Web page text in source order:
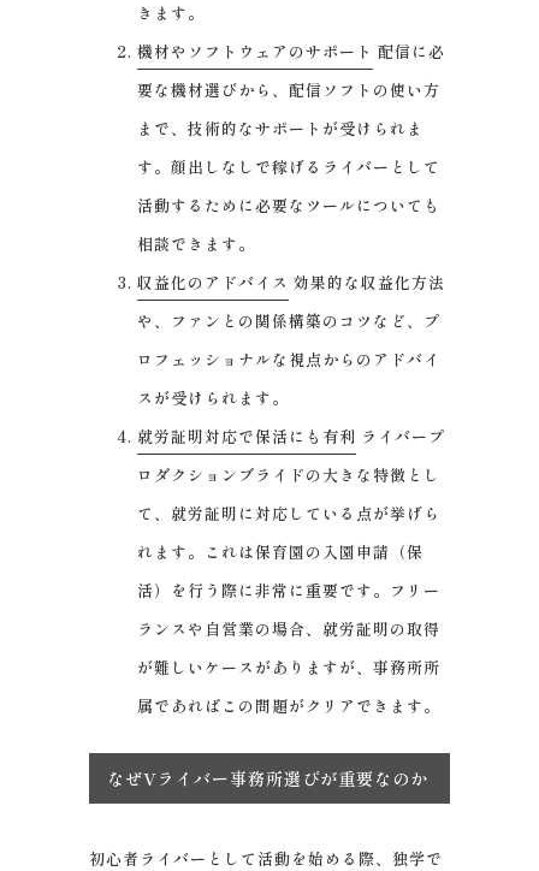
きます。
機材やソフトウェアのサポート 配信に必
要な機材選びから、配信ソフトの使い方
まで、技術的なサポートが受けられま
す。顔出しなしで稼げるライバーとして
活動するために必要なツールについても
相談できます。
収益化のアドバイス 効果的な収益化方法
や、ファンとの関係構築のコツなど、プ
ロフェッショナルな視点からのアドバイ
スが受けられます。
就労証明対応で保活にも有利 ライバープ
ロダクションブライドの大きな特徴とし
て、就労証明に対応している点が挙げら
れます。これは保育園の入園申請（保
活）を行う際に非常に重要です。フリー
ランスや自営業の場合、就労証明の取得
が難しいケースがありますが、事務所所
属であればこの問題がクリアできます。
なぜVライバー事務所選びが重要なのか
初心者ライバーとして活動を始める際、独学で